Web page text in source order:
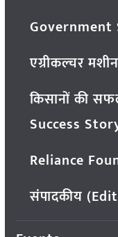
Government
एग्रीकल्चर
किसानों की
Success
Reliance
संपादकीय